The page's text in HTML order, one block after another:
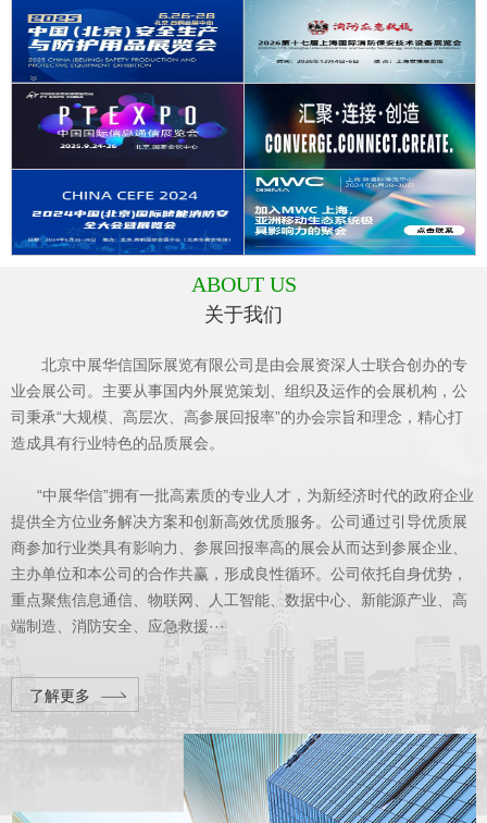
ABOUT US
关于我们
北京中展华信国际展览有限公司是由会展资深人士联合创办的专
业会展公司。主要从事国内外展览策划、组织及运作的会展机构，公
司秉承“大规模、高层次、高参展回报率”的办会宗旨和理念，精心打
造成具有行业特色的品质展会。
“中展华信”拥有一批高素质的专业人才，为新经济时代的政府企业
提供全方位业务解决方案和创新高效优质服务。公司通过引导优质展
商参加行业类具有影响力、参展回报率高的展会从而达到参展企业、
主办单位和本公司的合作共赢，形成良性循环。公司依托自身优势，
重点聚焦信息通信、物联网、人工智能、数据中心、新能源产业、高
端制造、消防安全、应急救援···
了解更多